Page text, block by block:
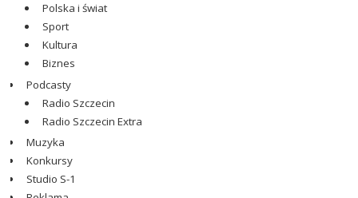
Polska i świat
Sport
Kultura
Biznes
Podcasty
Radio Szczecin
Radio Szczecin Extra
Muzyka
Konkursy
Studio S-1